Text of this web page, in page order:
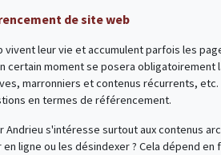
de site web
vivent leur vie et accumulent parfois les
certain moment se posera obligatoirement
marronniers et contenus récurrents, etc.
en termes de référencement.
Andrieu s'intéresse surtout aux contenus
ligne ou les désindexer ? Cela dépend